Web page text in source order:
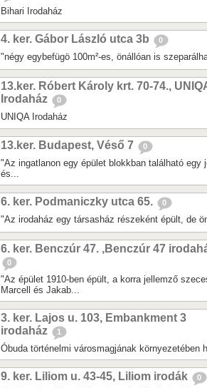
Bihari Irodaház
4. ker. Gábor László utca 3b 0
"négy egybefügö 100m²-es, önállóan is
13.ker. Róbert Károly krt. 70-74.,
Irodaház
0
UNIQA Irodaház
13.ker. Budapest, Véső 7 0
"Az ingatlanon egy épület blokkban található egy
és...
6. ker. Podmaniczky utca 65. 0
"Az irodaház egy társasház részeként épült, de
6. ker. Benczúr 47. ,Benczúr 47
0
"Az épület 1910-ben épült, a korra jellemző
Marcell és Jakab...
3. ker. Lajos u. 103, Embankment 3
irodaház
1
Óbuda történelmi városmagjának környezetében
9. ker. Liliom u. 43-45, Liliom irodák 0